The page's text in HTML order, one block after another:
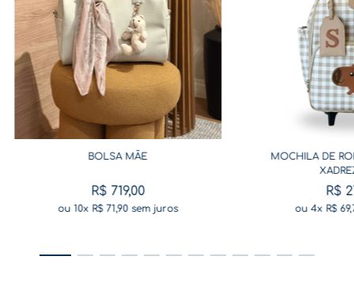
BOLSA MÃE
R$ 719,00
ou10x R$ 71,90sem juros
MOCHILA DE
R$
ou 4x R$ 69,